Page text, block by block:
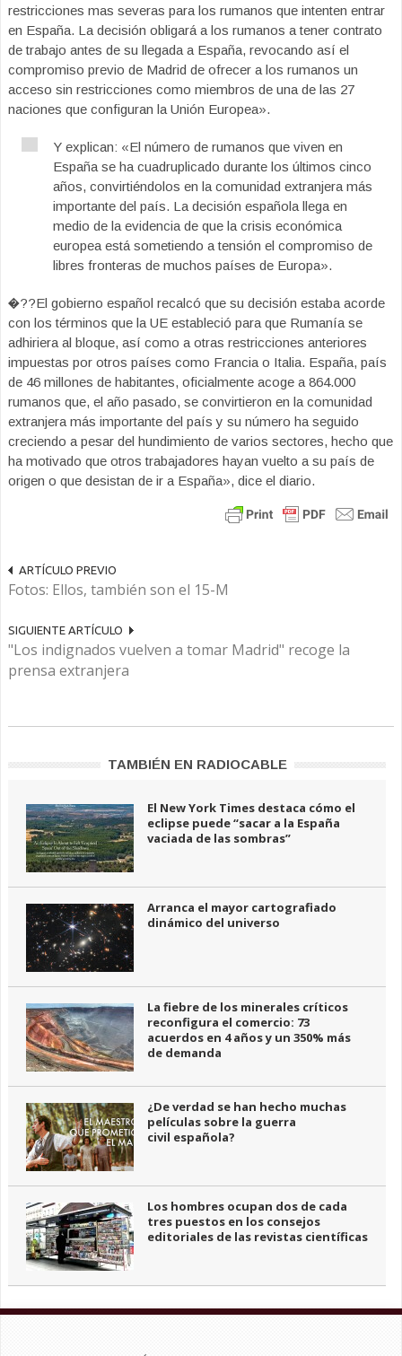
restricciones mas severas para los rumanos que intenten entrar
en España. La decisión obligará a los rumanos a tener contrato
de trabajo antes de su llegada a España, revocando así el
compromiso previo de Madrid de ofrecer a los rumanos un
acceso sin restricciones como miembros de una de las 27
naciones que configuran la Unión Europea».
Y explican: «El número de rumanos que viven en
España se ha cuadruplicado durante los últimos cinco
años, convirtiéndolos en la comunidad extranjera más
importante del país. La decisión española llega en
medio de la evidencia de que la crisis económica
europea está sometiendo a tensión el compromiso de
libres fronteras de muchos países de Europa».
�??El gobierno español recalcó que su decisión estaba acorde
con los términos que la UE estableció para que Rumanía se
adhiriera al bloque, así como a otras restricciones anteriores
impuestas por otros países como Francia o Italia. España, país
de 46 millones de habitantes, oficialmente acoge a 864.000
rumanos que, el año pasado, se convirtieron en la comunidad
extranjera más importante del país y su número ha seguido
creciendo a pesar del hundimiento de varios sectores, hecho que
ha motivado que otros trabajadores hayan vuelto a su país de
origen o que desistan de ir a España», dice el diario.
ARTÍCULO PREVIO
Fotos: Ellos, también son el 15-M
SIGUIENTE ARTÍCULO
"Los indignados vuelven a tomar Madrid" recoge la
prensa extranjera
TAMBIÉN EN RADIOCABLE
El New York Times destaca cómo el
eclipse puede “sacar a la España
vaciada de las sombras”
Arranca el mayor cartografiado
dinámico del universo
La fiebre de los minerales críticos
reconfigura el comercio: 73
acuerdos en 4 años y un 350% más
de demanda
¿De verdad se han hecho muchas
películas sobre la guerra
civil española?
Los hombres ocupan dos de cada
tres puestos en los consejos
editoriales de las revistas científicas